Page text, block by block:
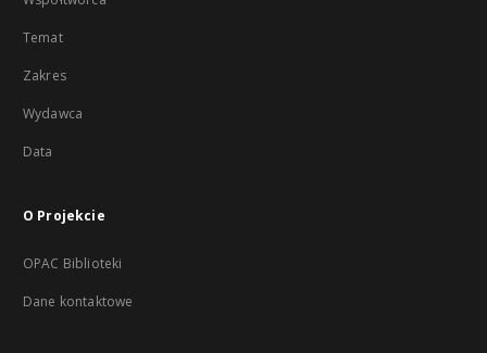
Temat
Zakres
Wydawca
Data
O Projekcie
OPAC Biblioteki
Dane kontaktowe